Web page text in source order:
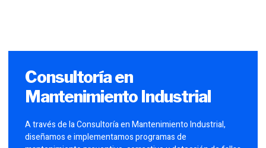
Consultoría en
Mantenimiento Industrial
A través de la Consultoría en Mantenimiento Industrial,
diseñamos e implementamos programas de